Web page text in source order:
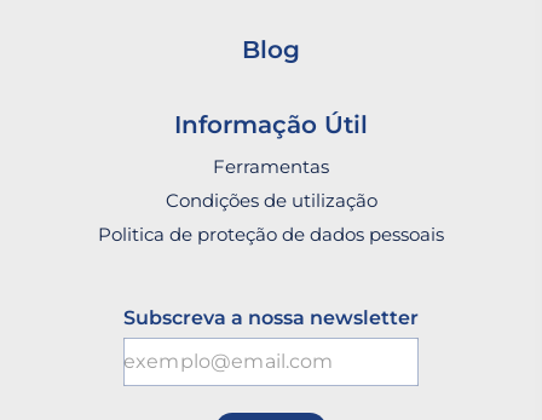
Blog
Informação Útil
Ferramentas
Condições de utilização
Politica de proteção de dados pessoais
Subscreva a nossa newsletter